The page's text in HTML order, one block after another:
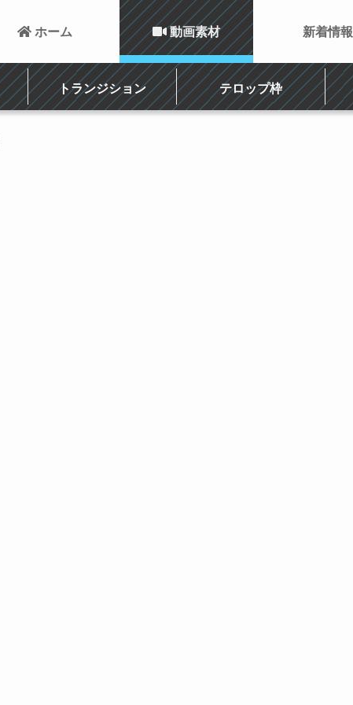
 ホーム  動画素材
トランジション テロップ枠
新着情報